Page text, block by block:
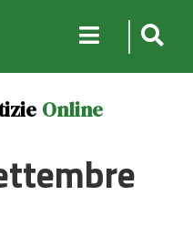
Online